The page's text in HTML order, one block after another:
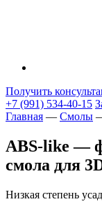
Получить
+7 (991) 534-40-15
Главная — Смолы
ABS-like —
смола для
Низкая степень